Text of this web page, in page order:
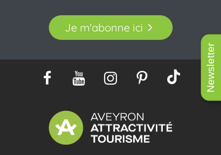
Newsletter
Je m'abonne ici